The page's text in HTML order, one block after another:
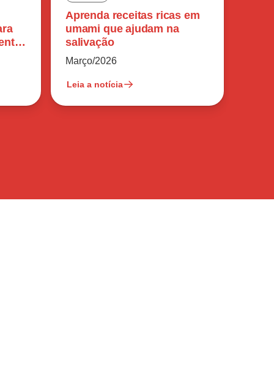
Aprenda receitas ricas em
umami que ajudam na
salivação
Março/2026
Leia a notícia